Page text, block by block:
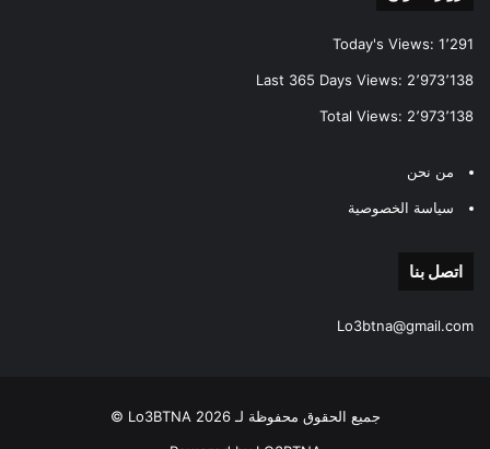
Today's Views: 1٬291
Last 365 Days Views: 2٬973٬138
Total Views: 2٬973٬138
من نحن
سياسة الخصوصية
اتصل بنا
Lo3btna@gmail.com
جميع الحقوق محفوظة لـ Lo3BTNA 2026 ©